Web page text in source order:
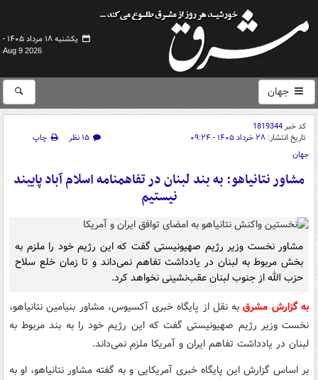
یکشنبه ۱۸ مرداد ۱۴۰۵ -
Aug 9 2026
جهان
کد خبر1819344
تاریخ انتشار: ۲۸ خرداد ۱۴۰۵ - ۰۹:۲۴ ۱۵ نظر
چاپ
جهان
مشاور نتانیاهو: به بند لبنان در تفاهمنامه اسلام آباد پایبند
نیستیم
مشاور نخست وزیر رژیم صهیونیستی گفت که این رژیم خود را ملزم به
بخش مربوط به لبنان در یادداشت تفاهم نمی‌داند و تا زمان خلع سلاح
حزب الله از جنوب لبنان عقب‌نشینی نخواهد کرد.
به گزارش مشرقبه نقل از پایگاه خبری آکسیوس، مشاور بنیامین نتانیاهو،
نخست وزیر رژیم صهیونیستی گفت که این رژیم خود را به بند مربوط به
لبنان در یادداشت تفاهم ایران و آمریکا ملزم نمی‌داند.
بر اساس گزارش این پایگاه خبری آمریکایی و به گفته مشاور نتانیاهو، او به